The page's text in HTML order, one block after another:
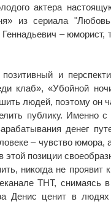
актера
из сериала
– юморист,
и
клаб», «Убойной
людей, поэтому он
публику. Именно
денег
– чувство
этой позиции
никогда не проявит
ТНТ, снимаясь
Денис ценит в людях